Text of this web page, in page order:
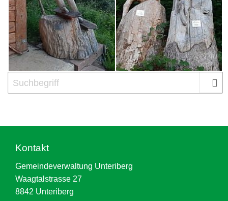
Kontakt
Gemeindeverwaltung Unteriberg
Waagtalstrasse 27
8842 Unteriberg